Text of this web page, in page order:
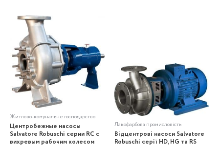
Житлово-комунальне господарство
Центробежные насосы
Salvatore Robuschi серии RC с
вихревым рабочим колесом
Лакофарбова промисловість
Відцентрові насоси Salvatore
Robuschi серії HD, HG та RS